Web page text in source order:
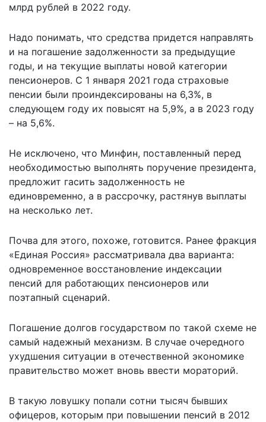
млрд рублей в 2022 году.
Надо понимать, что средства придется направлять
и на погашение задолженности за предыдущие
годы, и на текущие выплаты новой категории
пенсионеров. С 1 января 2021 года страховые
пенсии были проиндексированы на 6,3%, в
следующем году их повысят на 5,9%, а в 2023 году
– на 5,6%.
Не исключено, что Минфин, поставленный перед
необходимостью выполнять поручение президента,
предложит гасить задолженность не
единовременно, а в рассрочку, растянув выплаты
на несколько лет.
Почва для этого, похоже, готовится. Ранее фракция
«Единая Россия» рассматривала два варианта:
одновременное восстановление индексации
пенсий для работающих пенсионеров или
поэтапный сценарий.
Погашение долгов государством по такой схеме не
самый надежный механизм. В случае очередного
ухудшения ситуации в отечественной экономике
правительство может вновь ввести мораторий.
В такую ловушку попали сотни тысяч бывших
офицеров, которым при повышении пенсий в 2012